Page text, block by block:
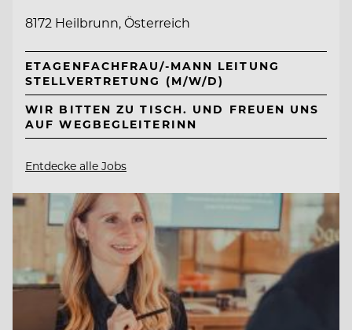
8172 Heilbrunn, Österreich
ETAGENFACHFRAU/-MANN LEITUNG
STELLVERTRETUNG (M/W/D)
WIR BITTEN ZU TISCH. UND FREUEN UNS
AUF WEGBEGLEITERINN
Entdecke alle Jobs